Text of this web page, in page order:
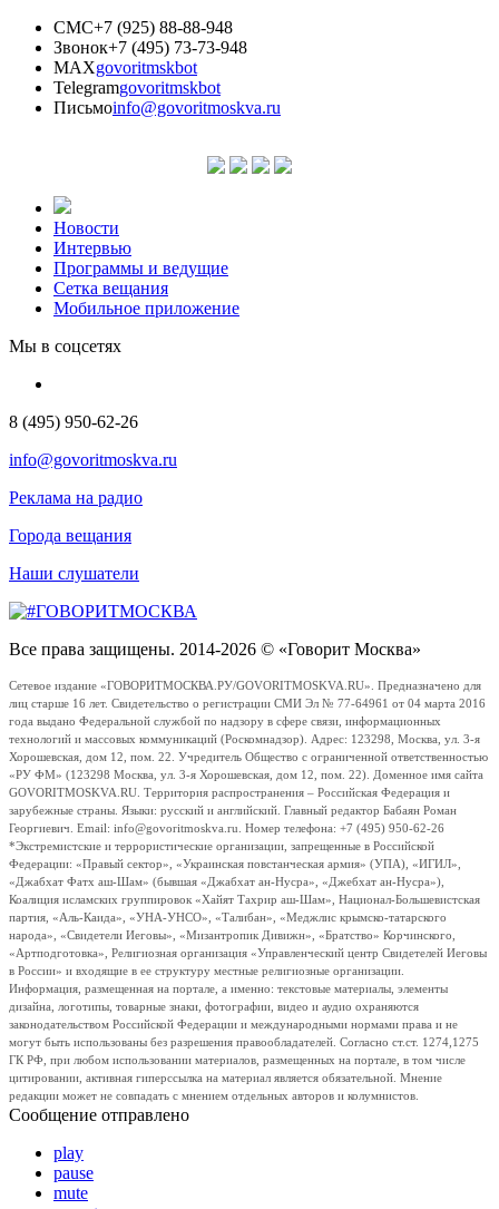
СМС+7 (925) 88-88-948
Звонок+7 (495) 73-73-948
MAXgovoritmskbot
Telegramgovoritmskbot
Письмоinfo@govoritmoskva.ru
Новости
Интервью
Программы и ведущие
Сетка вещания
Мобильное приложение
Мы в соцсетях
8 (495) 950-62-26
info@govoritmoskva.ru
Реклама на радио
Города вещания
Наши слушатели
Все права защищены. 2014-2026 © «Говорит Москва»
Сетевое издание «ГОВОРИТМОСКВА.РУ/GOVORITMOSKVA.RU». Предназначено для
лиц старше 16 лет. Свидетельство о регистрации СМИ Эл № 77-64961 от 04 марта 2016
года выдано Федеральной службой по надзору в сфере связи, информационных
технологий и массовых коммуникаций (Роскомнадзор). Адрес: 123298, Москва, ул. 3-я
Хорошевская, дом 12, пом. 22. Учредитель Общество с ограниченной ответственностью
«РУ ФМ» (123298 Москва, ул. 3-я Хорошевская, дом 12, пом. 22). Доменное имя сайта
GOVORITMOSKVA.RU. Территория распространения – Российская Федерация и
зарубежные страны. Языки: русский и английский. Главный редактор Бабаян Роман
Георгиевич. Email: info@govoritmoskva.ru. Номер телефона: +7 (495) 950-62-26
*Экстремистские и террористические организации, запрещенные в Российской
Федерации: «Правый сектор», «Украинская повстанческая армия» (УПА), «ИГИЛ»,
«Джабхат Фатх аш-Шам» (бывшая «Джабхат ан-Нусра», «Джебхат ан-Нусра»),
Коалиция исламских группировок «Хайят Тахрир аш-Шам», Национал-Большевистская
партия, «Аль-Каида», «УНА-УНСО», «Талибан», «Меджлис крымско-татарского
народа», «Свидетели Иеговы», «Мизантропик Дивижн», «Братство» Корчинского,
«Артподготовка», Религиозная организация «Управленческий центр Свидетелей Иеговы
в России» и входящие в ее структуру местные религиозные организации.
Информация, размещенная на портале, а именно: текстовые материалы, элементы
дизайна, логотипы, товарные знаки, фотографии, видео и аудио охраняются
законодательством Российской Федерации и международными нормами права и не
могут быть использованы без разрешения правообладателей. Согласно ст.ст. 1274,1275
ГК РФ, при любом использовании материалов, размещенных на портале, в том числе
цитировании, активная гиперссылка на материал является обязательной. Мнение
редакции может не совпадать с мнением отдельных авторов и колумнистов.
Сообщение отправлено
play
pause
mute